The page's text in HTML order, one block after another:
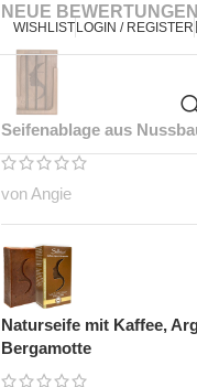
WISHLISTLOGIN / REGISTER
NEUE BEWERTUNGEN
Seifenablage aus
von Angie
Naturseife mit Kaffee,
Bergamotte